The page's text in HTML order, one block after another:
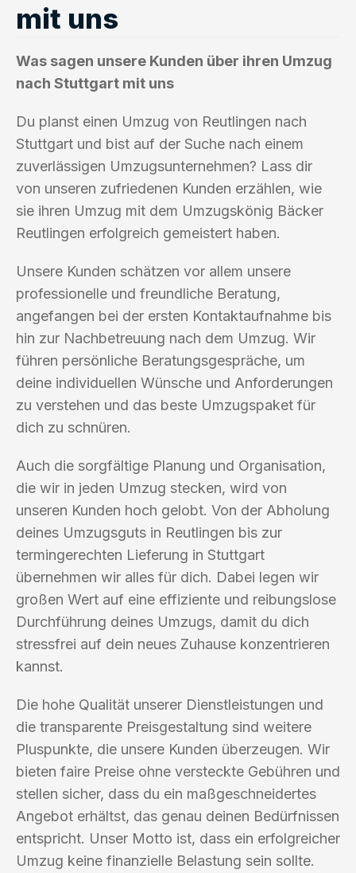
mit uns
Was sagen unsere Kunden über ihren Umzug
nach Stuttgart mit uns
Du planst einen Umzug von Reutlingen nach
Stuttgart und bist auf der Suche nach einem
zuverlässigen Umzugsunternehmen? Lass dir
von unseren zufriedenen Kunden erzählen, wie
sie ihren Umzug mit dem Umzugskönig Bäcker
Reutlingen erfolgreich gemeistert haben.
Unsere Kunden schätzen vor allem unsere
professionelle und freundliche Beratung,
angefangen bei der ersten Kontaktaufnahme bis
hin zur Nachbetreuung nach dem Umzug. Wir
führen persönliche Beratungsgespräche, um
deine individuellen Wünsche und Anforderungen
zu verstehen und das beste Umzugspaket für
dich zu schnüren.
Auch die sorgfältige Planung und Organisation,
die wir in jeden Umzug stecken, wird von
unseren Kunden hoch gelobt. Von der Abholung
deines Umzugsguts in Reutlingen bis zur
termingerechten Lieferung in Stuttgart
übernehmen wir alles für dich. Dabei legen wir
großen Wert auf eine effiziente und reibungslose
Durchführung deines Umzugs, damit du dich
stressfrei auf dein neues Zuhause konzentrieren
kannst.
Die hohe Qualität unserer Dienstleistungen und
die transparente Preisgestaltung sind weitere
Pluspunkte, die unsere Kunden überzeugen. Wir
bieten faire Preise ohne versteckte Gebühren und
stellen sicher, dass du ein maßgeschneidertes
Angebot erhältst, das genau deinen Bedürfnissen
entspricht. Unser Motto ist, dass ein erfolgreicher
Umzug keine finanzielle Belastung sein sollte.